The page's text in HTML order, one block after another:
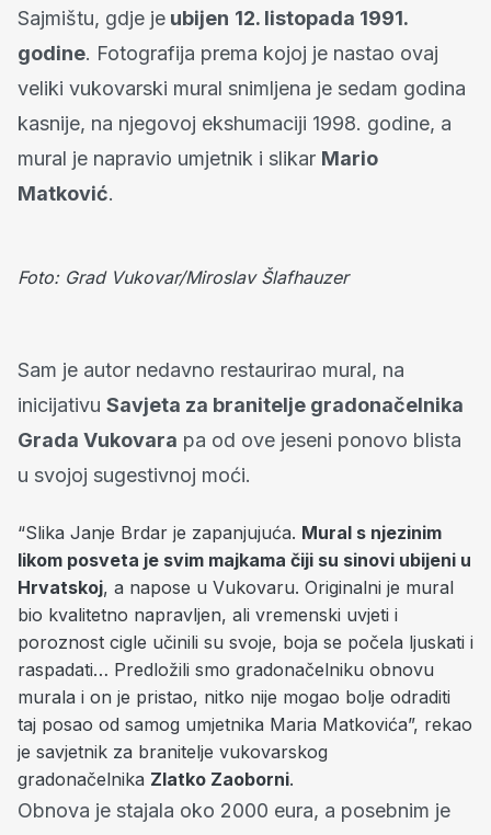
Sajmištu, gdje je ubijen 12. listopada 1991.
godine. Fotografija prema kojoj je nastao ovaj
veliki vukovarski mural snimljena je sedam godina
kasnije, na njegovoj ekshumaciji 1998. godine, a
mural je napravio umjetnik i slikar Mario
Matković.
Foto: Grad Vukovar/Miroslav Šlafhauzer
Sam je autor nedavno restaurirao mural, na
inicijativu Savjeta za branitelje gradonačelnika
Grada Vukovara pa od ove jeseni ponovo blista
u svojoj sugestivnoj moći.
“Slika Janje Brdar je zapanjujuća. Mural s njezinim
likom posveta je svim majkama čiji su sinovi ubijeni u
Hrvatskoj, a napose u Vukovaru. Originalni je mural
bio kvalitetno napravljen, ali vremenski uvjeti i
poroznost cigle učinili su svoje, boja se počela ljuskati i
raspadati… Predložili smo gradonačelniku obnovu
murala i on je pristao, nitko nije mogao bolje odraditi
taj posao od samog umjetnika Maria Matkovića”, rekao
je savjetnik za branitelje vukovarskog
gradonačelnika Zlatko Zaoborni.
Obnova je stajala oko 2000 eura, a posebnim je